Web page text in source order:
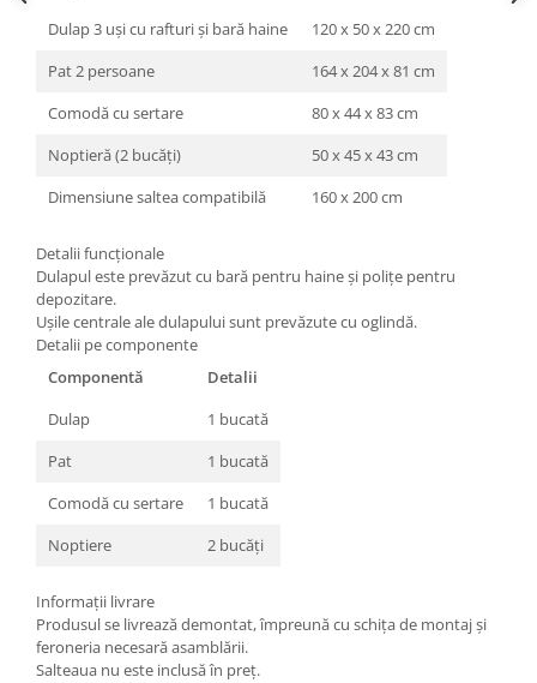
Dulap 3 uși cu rafturi și bară haine
120 x 50 x 220 cm
Pat 2 persoane
164 x 204 x 81 cm
Comodă cu sertare
80 x 44 x 83 cm
Noptieră (2 bucăți)
50 x 45 x 43 cm
Dimensiune saltea compatibilă
160 x 200 cm
Detalii funcționale
Dulapul este prevăzut cu bară pentru haine și polițe pentru
depozitare.
Ușile centrale ale dulapului sunt prevăzute cu oglindă.
Detalii pe componente
Componentă
Detalii
Dulap
1 bucată
Pat
1 bucată
Comodă cu sertare
1 bucată
Noptiere
2 bucăți
Informații livrare
Produsul se livrează demontat, împreună cu schița de montaj și
feroneria necesară asamblării.
Salteaua nu este inclusă în preț.